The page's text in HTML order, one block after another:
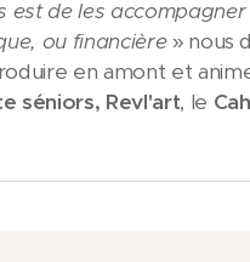
est de les
ou financière» nous
en amont et
séniors, Revl'art, le